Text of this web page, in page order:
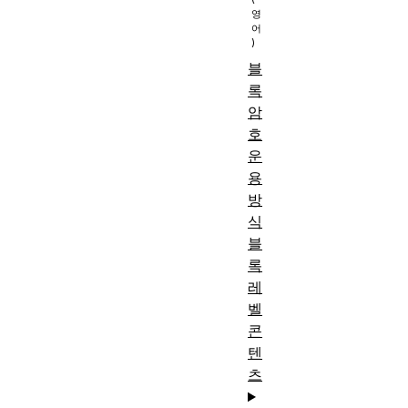
블
록
암
호
운
용
방
식
블
록
레
벨
콘
텐
츠